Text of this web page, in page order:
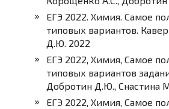
ЕГЭ 2022. Химия. Самое
типовых вариантов.
Д.Ю. 2022
ЕГЭ 2022, Химия, Самое
типовых вариантов
Добротин Д.Ю., Снастина
ЕГЭ 2022, Химия, Самое